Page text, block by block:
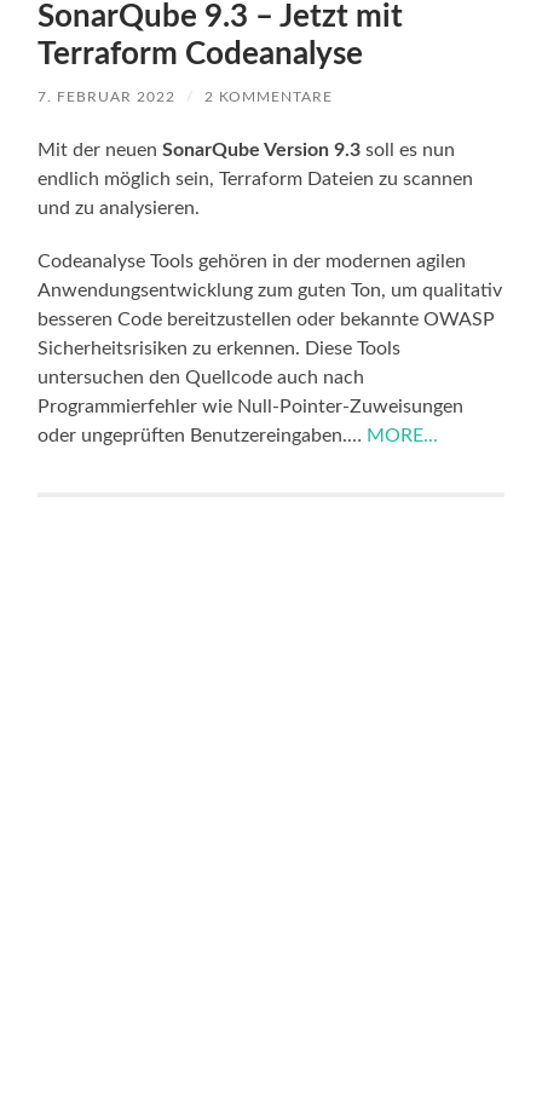
SonarQube 9.3 – Jetzt mit
Terraform Codeanalyse
7. FEBRUAR 2022 / 2 KOMMENTARE
Mit der neuenSonarQube Version 9.3 soll es nun
endlich möglich sein, Terraform Dateien zu scannen
und zu analysieren.
Codeanalyse Tools gehören in der modernen agilen
Anwendungsentwicklung zum guten Ton, um qualitativ
besseren Code bereitzustellen oder bekannte OWASP
Sicherheitsrisiken zu erkennen. Diese Tools
untersuchen den Quellcode auch nach
Programmierfehler wie Null-Pointer-Zuweisungen
oder ungeprüften Benutzereingaben.… MORE...